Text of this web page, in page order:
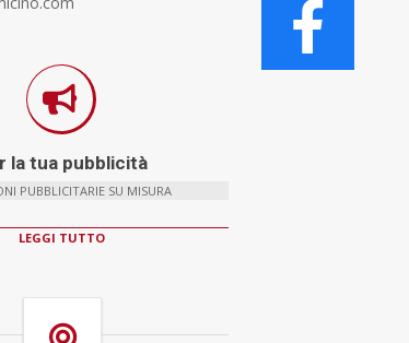
la tua pubblicità
PUBBLICITARIE SU MISURA
LEGGI TUTTO